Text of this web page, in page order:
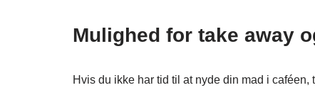
Mulighed for take away
Hvis du ikke har tid til at nyde din mad i